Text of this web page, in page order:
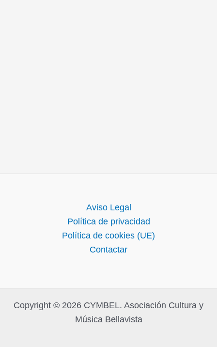
Aviso Legal
Política de privacidad
Política de cookies (UE)
Contactar
Copyright © 2026 CYMBEL. Asociación Cultura y
Música Bellavista